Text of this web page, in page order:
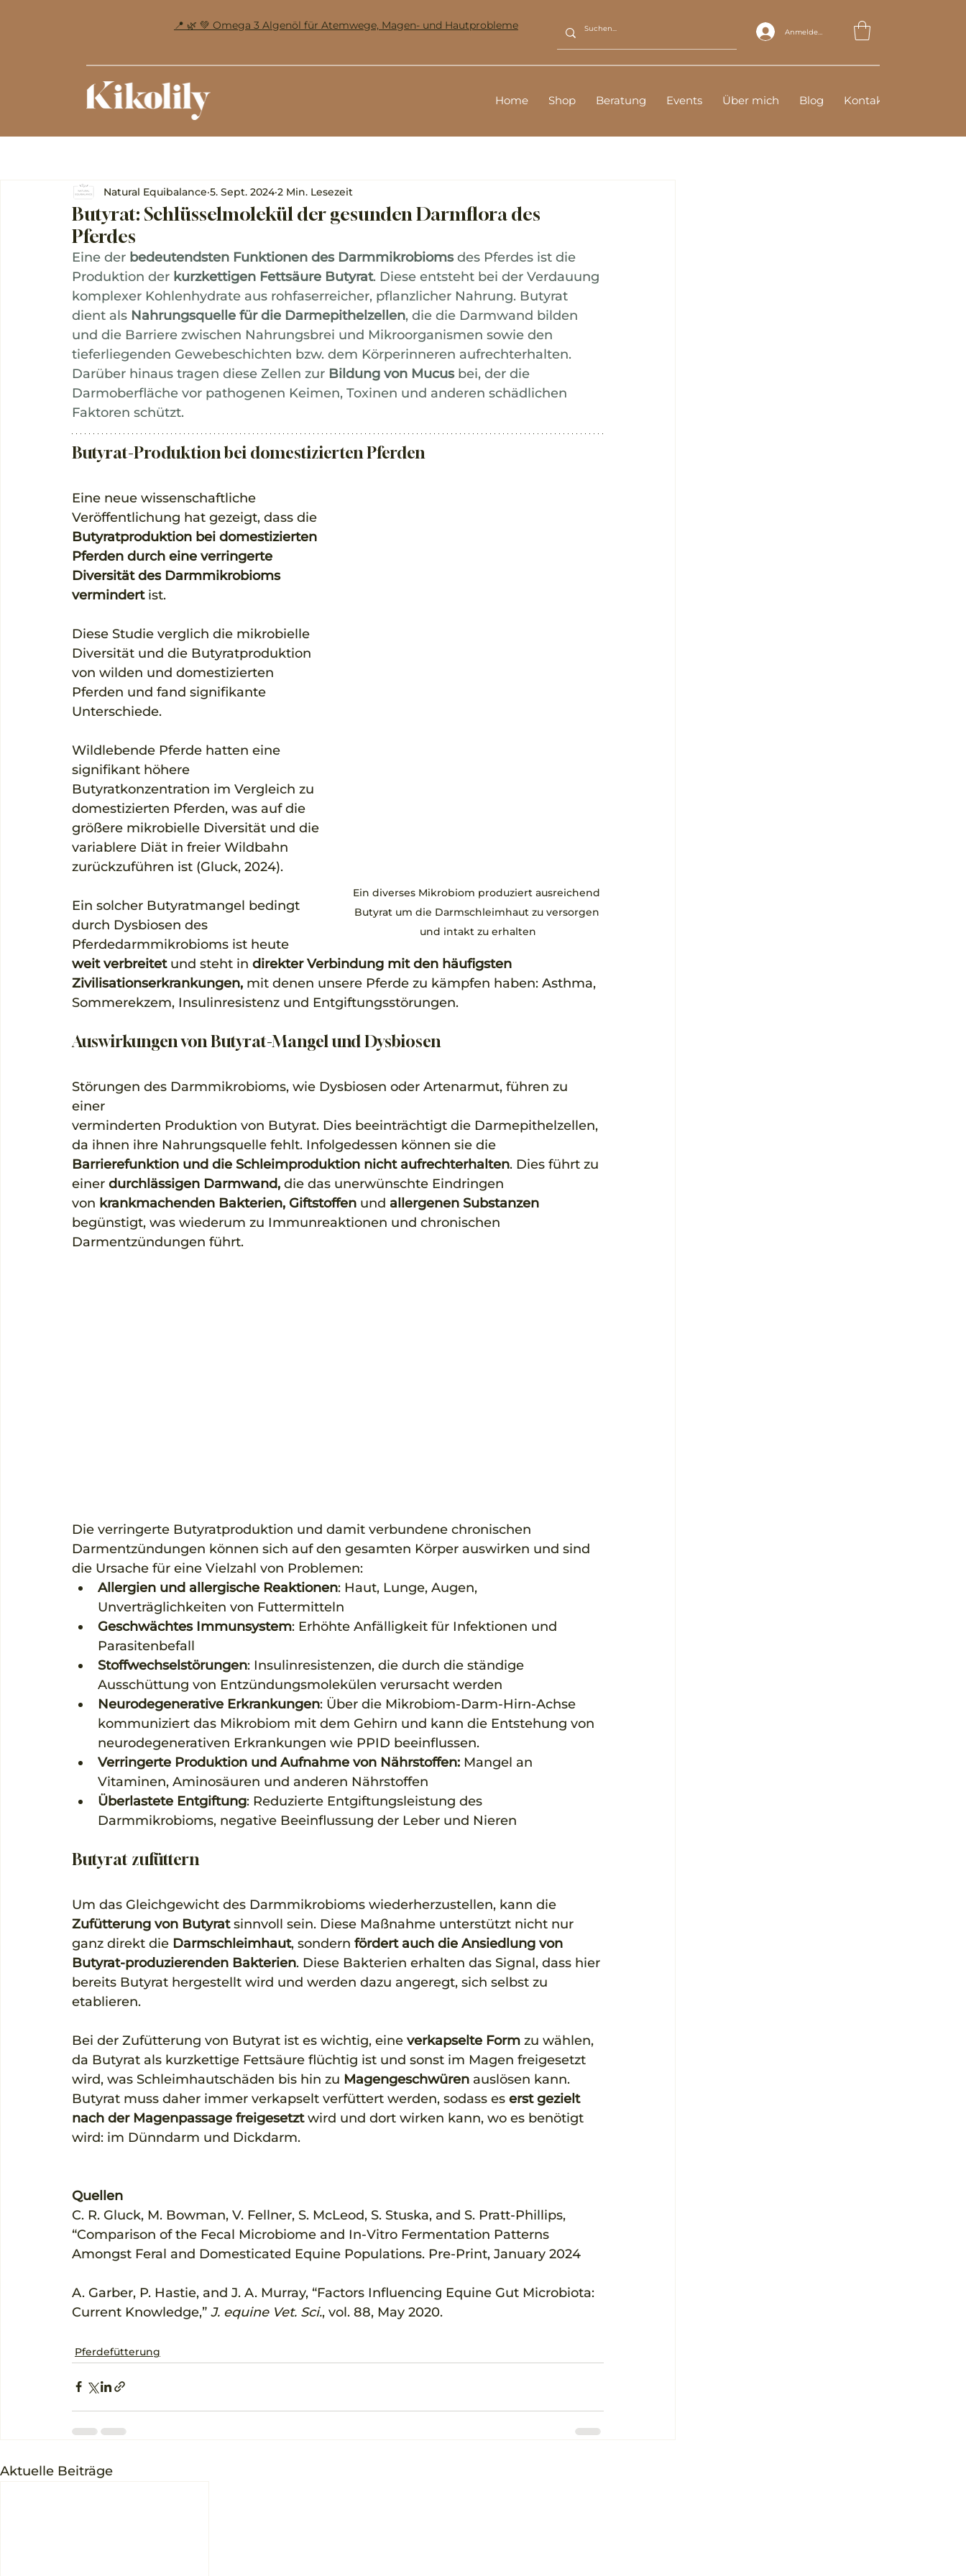
Home Shop Beratung Events Über mich Blog Kontakt
Anmelden
📍 🌿 💚 Omega 3 Algenöl für Atemwege, Magen- und Hautprobleme
Butyrat: Schlüsselmolekül der gesunden Darmflora des
Pferdes
Natural Equibalance 5. Sept. 2024 2 Min. Lesezeit
Eine der bedeutendsten Funktionen des Darmmikrobioms des Pferdes ist die
Produktion der kurzkettigen Fettsäure Butyrat. Diese entsteht bei der Verdauung
komplexer Kohlenhydrate aus rohfaserreicher, pflanzlicher Nahrung. Butyrat
dient als Nahrungsquelle für die Darmepithelzellen, die die Darmwand bilden
und die Barriere zwischen Nahrungsbrei und Mikroorganismen sowie den
tieferliegenden Gewebeschichten bzw. dem Körperinneren aufrechterhalten.
Darüber hinaus tragen diese Zellen zur Bildung von Mucus bei, der die
Darmoberfläche vor pathogenen Keimen, Toxinen und anderen schädlichen
Faktoren schützt.
Butyrat-Produktion bei domestizierten Pferden
Ein diverses Mikrobiom produziert ausreichend
Butyrat um die Darmschleimhaut zu versorgen
und intakt zu erhalten
Eine neue wissenschaftliche
Veröffentlichung hat gezeigt, dass die
Butyratproduktion bei domestizierten
Pferden durch eine verringerte
Diversität des Darmmikrobioms
vermindert ist.
Diese Studie verglich die mikrobielle
Diversität und die Butyratproduktion
von wilden und domestizierten
Pferden und fand signifikante
Unterschiede.
Wildlebende Pferde hatten eine
signifikant höhere
Butyratkonzentration im Vergleich zu
domestizierten Pferden, was auf die
größere mikrobielle Diversität und die
variablere Diät in freier Wildbahn
zurückzuführen ist (Gluck, 2024).
Ein solcher Butyratmangel bedingt
durch Dysbiosen des
Pferdedarmmikrobioms ist heute
weit verbreitet und steht in direkter Verbindung mit den häufigsten
Zivilisationserkrankungen, mit denen unsere Pferde zu kämpfen haben: Asthma,
Sommerekzem, Insulinresistenz und Entgiftungsstörungen.
Auswirkungen von Butyrat-Mangel und Dysbiosen
Störungen des Darmmikrobioms, wie Dysbiosen oder Artenarmut, führen zu
einer
verminderten Produktion von Butyrat. Dies beeinträchtigt die Darmepithelzellen,
da ihnen ihre Nahrungsquelle fehlt. Infolgedessen können sie die
Barrierefunktion und die Schleimproduktion nicht aufrechterhalten. Dies führt zu
einer durchlässigen Darmwand, die das unerwünschte Eindringen
von krankmachenden Bakterien, Giftstoffen und allergenen Substanzen
begünstigt, was wiederum zu Immunreaktionen und chronischen
Darmentzündungen führt.
Die verringerte Butyratproduktion und damit verbundene chronischen
Darmentzündungen können sich auf den gesamten Körper auswirken und sind
die Ursache für eine Vielzahl von Problemen:
Allergien und allergische Reaktionen: Haut, Lunge, Augen,
Unverträglichkeiten von Futtermitteln
Geschwächtes Immunsystem: Erhöhte Anfälligkeit für Infektionen und
Parasitenbefall
Stoffwechselstörungen: Insulinresistenzen, die durch die ständige
Ausschüttung von Entzündungsmolekülen verursacht werden
Neurodegenerative Erkrankungen: Über die Mikrobiom-Darm-Hirn-Achse
kommuniziert das Mikrobiom mit dem Gehirn und kann die Entstehung von
neurodegenerativen Erkrankungen wie PPID beeinflussen.
Verringerte Produktion und Aufnahme von Nährstoffen: Mangel an
Vitaminen, Aminosäuren und anderen Nährstoffen
Überlastete Entgiftung: Reduzierte Entgiftungsleistung des
Darmmikrobioms, negative Beeinflussung der Leber und Nieren
Butyrat zufüttern
Um das Gleichgewicht des Darmmikrobioms wiederherzustellen, kann die
Zufütterung von Butyrat sinnvoll sein. Diese Maßnahme unterstützt nicht nur
ganz direkt die Darmschleimhaut, sondern fördert auch die Ansiedlung von
Butyrat-produzierenden Bakterien. Diese Bakterien erhalten das Signal, dass hier
bereits Butyrat hergestellt wird und werden dazu angeregt, sich selbst zu
etablieren.
Bei der Zufütterung von Butyrat ist es wichtig, eine verkapselte Form zu wählen,
da Butyrat als kurzkettige Fettsäure flüchtig ist und sonst im Magen freigesetzt
wird, was Schleimhautschäden bis hin zu Magengeschwüren auslösen kann.
Butyrat muss daher immer verkapselt verfüttert werden, sodass es erst gezielt
nach der Magenpassage freigesetzt wird und dort wirken kann, wo es benötigt
wird: im Dünndarm und Dickdarm.
Quellen
C. R. Gluck, M. Bowman, V. Fellner, S. McLeod, S. Stuska, and S. Pratt-Phillips,
“Comparison of the Fecal Microbiome and In-Vitro Fermentation Patterns
Amongst Feral and Domesticated Equine Populations. Pre-Print, January 2024
A. Garber, P. Hastie, and J. A. Murray, “Factors Influencing Equine Gut Microbiota:
Current Knowledge,” J. equine Vet. Sci., vol. 88, May 2020.
Pferdefütterung
Aktuelle Beiträge